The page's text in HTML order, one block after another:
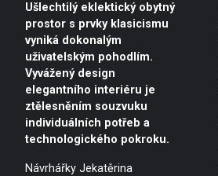
Ušlechtilý eklektický obytný
prostor s prvky klasicismu
vyniká dokonalým
uživatelským pohodlím.
Vyvážený design
elegantního interiéru je
ztělesněním souzvuku
individuálních potřeb a
technologického pokroku.
Návrhářky Jekatěrina